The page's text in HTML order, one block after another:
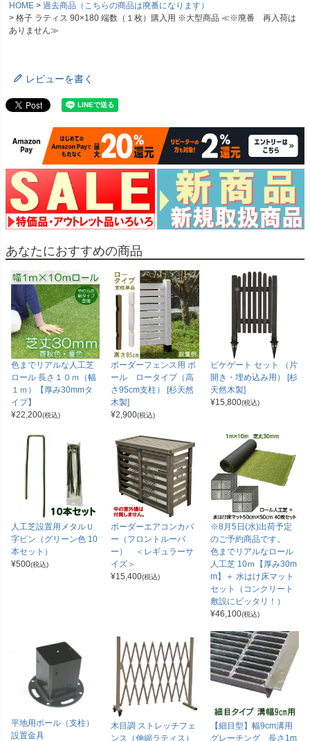
HOME
過去商品（こちらの商品は廃番になります）
格子 ラティス 90×180 端数（１枚）購入用 ※大型商品 ≪※廃番 再入荷は
ありません≫
レビューを書く
あなたにおすすめの商品
色までリアルな人工芝
ロール 長さ１０ｍ（幅
１ｍ）【厚み30mmタ
イプ】
¥22,200(税込)
ボーダーフェンス用 ポ
ール ロータイプ（高
さ95cm支柱） [杉天然
木製]
¥2,900(税込)
ピケゲート セット （片
開き・埋め込み用） [杉
天然木製]
¥15,800(税込)
人工芝設置用メタルＵ
字ピン（グリーン色 10
本セット）
¥500(税込)
ボーダーエアコンカバ
ー（フロントルーバ
ー） ＜レギュラーサ
イズ＞
¥15,400(税込)
※8月5日(水)出荷予定
のご予約商品です。
色までリアルなロール
人工芝 10ｍ【厚み30m
m】＋ 水はけ床マット
セット（コンクリート
敷設にピッタリ！）
¥46,100(税込)
平地用ポール（支柱）
設置金具
木目調 ストレッチフェ
ンス（伸縮ラティス）
【細目型】幅9cm溝用
グレーチング 長さ1m